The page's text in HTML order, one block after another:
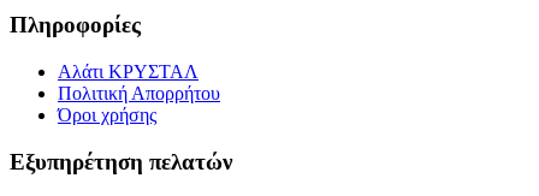
Πληροφορίες
Αλάτι ΚΡΥΣΤΑΛ
Πολιτική Απορρήτου
Όροι χρήσης
Εξυπηρέτηση πελατών